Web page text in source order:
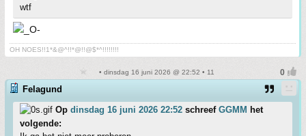
wtf
OH NOES!!1*&@^!!*@!!@$*^!!!!!!!!
• dinsdag 16 juni 2026 @ 22:52 • 11
Felagund
Op dinsdag 16 juni 2026 22:52 schreef GGMM het
volgende: